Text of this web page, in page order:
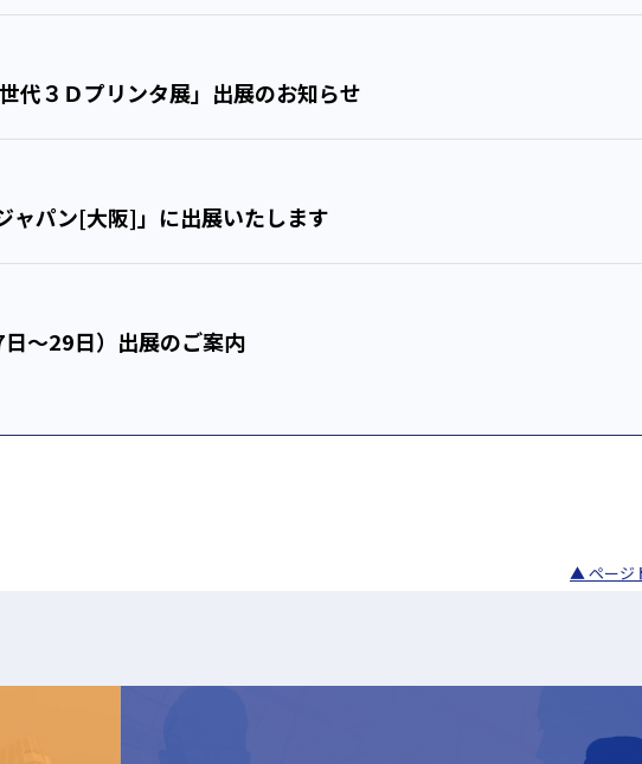
代３Ｄプリンタ展」出展のお知らせ
イクルテック ジャパン[大阪]」に出展いたします
〜29日）出展のご案内
▲ ページ